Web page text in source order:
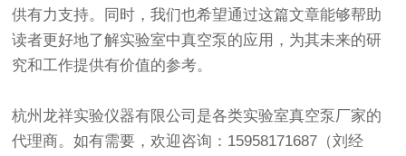
供有力支持。同时，我们也希望通过这篇文章能够帮助
读者更好地了解实验室中真空泵的应用，为其未来的研
究和工作提供有价值的参考。
杭州龙祥实验仪器有限公司是各类实验室真空泵厂家的
代理商。如有需要，欢迎咨询：15958171687（刘经